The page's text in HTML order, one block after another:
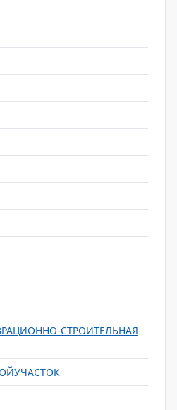
СТРОИТЕЛЬНАЯ